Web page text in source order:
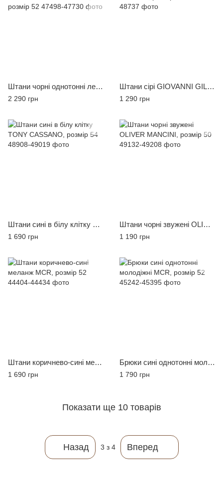
Штани чорні однотонні легкий котон MCR 38236, розмір 52
2 290 грн
Штани сірі GIOVANNI GILBERT, розмір 50
1 290 грн
Штани сині в білу клітку TONY CASSANO, розмір 54
1 690 грн
Штани чорні звужені OLIVER MANCINI, розмір 50
1 190 грн
Штани коричнево-сині меланж MCR, розмір 52
1 690 грн
Брюки сині однотонні молодіжні MCR, розмір 52
1 790 грн
Показати ще 10 товарів
Назад 3 з 4 Вперед